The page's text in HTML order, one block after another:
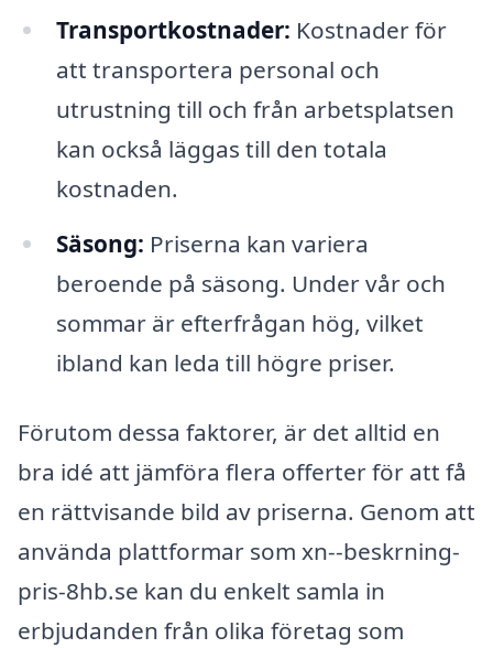
Transportkostnader: Kostnader för
att transportera personal och
utrustning till och från arbetsplatsen
kan också läggas till den totala
kostnaden.
Säsong: Priserna kan variera
beroende på säsong. Under vår och
sommar är efterfrågan hög, vilket
ibland kan leda till högre priser.
Förutom dessa faktorer, är det alltid en
bra idé att jämföra flera offerter för att få
en rättvisande bild av priserna. Genom att
använda plattformar som xn--beskrning-
pris-8hb.se kan du enkelt samla in
erbjudanden från olika företag som